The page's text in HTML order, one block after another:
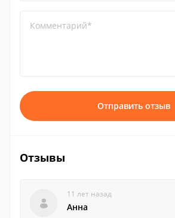
Комментарий*
Отправить отзыв
Отзывы
11 лет назад
Анна